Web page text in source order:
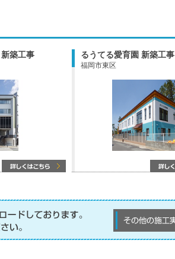
築工事 るうてる愛育園 新築工事
福岡市東区